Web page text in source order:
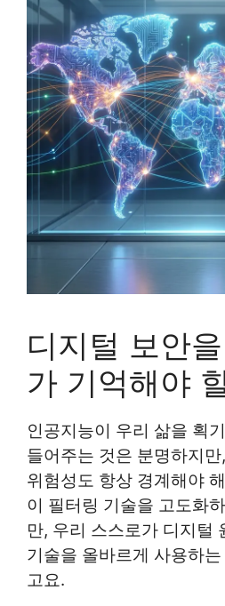
디지털 보안
가 기억해야
인공지능이 우리 삶을 획
들어주는 것은 분명하지
위험성도 항상 경계해야
이 필터링 기술을 고도화
만, 우리 스스로가 디지털
기술을 올바르게 사용하
고요.